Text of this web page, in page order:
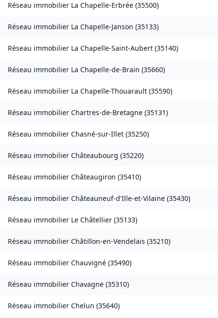
Réseau immobilier La Chapelle-Erbrée (35500)
Réseau immobilier La Chapelle-Janson (35133)
Réseau immobilier La Chapelle-Saint-Aubert (35140)
Réseau immobilier La Chapelle-de-Brain (35660)
Réseau immobilier La Chapelle-Thouarault (35590)
Réseau immobilier Chartres-de-Bretagne (35131)
Réseau immobilier Chasné-sur-Illet (35250)
Réseau immobilier Châteaubourg (35220)
Réseau immobilier Châteaugiron (35410)
Réseau immobilier Châteauneuf-d'Ille-et-Vilaine (35430)
Réseau immobilier Le Châtellier (35133)
Réseau immobilier Châtillon-en-Vendelais (35210)
Réseau immobilier Chauvigné (35490)
Réseau immobilier Chavagne (35310)
Réseau immobilier Chelun (35640)